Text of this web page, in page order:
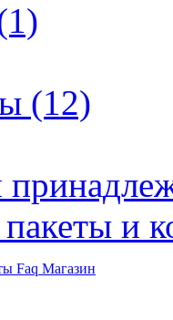
(12)
и
Faq Магазин